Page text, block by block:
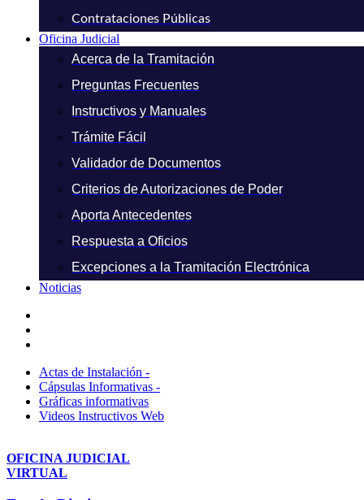
Contrataciones Públicas
Oficina Judicial
Acerca de la Tramitación
Preguntas Frecuentes
Instructivos y Manuales
Trámite Fácil
Validador de Documentos
Criterios de Autorizaciones de Poder
Aporta Antecedentes
Respuesta a Oficios
Excepciones a la Tramitación Electrónica
Noticias
Actas de Instalación -
Cápsulas Informativas -
Gráficas informativas
Videos Instructivos Web
OFICINA JUDICIAL
VIRTUAL